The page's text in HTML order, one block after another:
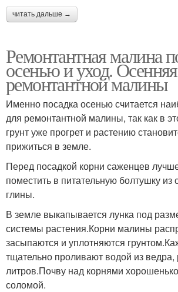
читать дальше →
Ремонтантная малина
осенью и уход.
ремонтантной малины
Именно посадка осенью считается
для ремонтантной малины, так как в
грунт уже прогрет и растению
прижиться в земле.
Перед посадкой корни саженцев
поместить в питательную болтушку из
глины.
В земле выкапывается лунка под
системы растения.Корни малины
засыпаются и уплотняются
тщательно проливают водой из ведра,
литров.Почву над корнями
соломой.